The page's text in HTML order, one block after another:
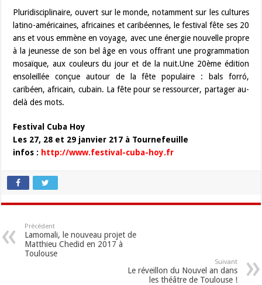
Pluridisciplinaire, ouvert sur le monde, notamment sur les cultures
latino-américaines, africaines et caribéennes, le festival fête ses 20
ans et vous emmène en voyage, avec une énergie nouvelle propre
à la jeunesse de son bel âge en vous offrant une programmation
mosaïque, aux couleurs du jour et de la nuit.Une 20ème édition
ensoleillée conçue autour de la fête populaire : bals forró,
caribéen, africain, cubain. La fête pour se ressourcer, partager au-
delà des mots.
Festival Cuba Hoy
Les 27, 28 et 29 janvier 217 à Tournefeuille
infos : http://www.festival-cuba-hoy.fr
Précédent
Lamomali, le nouveau projet de
Matthieu Chedid en 2017 à
Toulouse
Suivant
Le réveillon du Nouvel an dans
les théâtre de Toulouse !